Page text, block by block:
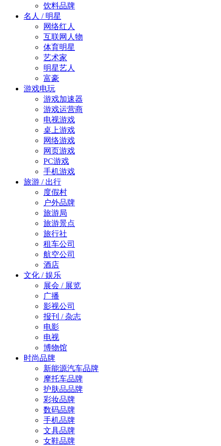
饮料品牌
名人 / 明星
网络红人
互联网人物
体育明星
艺术家
明星艺人
富豪
游戏电玩
游戏加速器
游戏运营商
电视游戏
桌上游戏
网络游戏
网页游戏
PC游戏
手机游戏
旅游 / 出行
度假村
户外品牌
旅游局
旅游景点
旅行社
租车公司
航空公司
酒店
文化 / 娱乐
展会 / 展览
广播
影视公司
报刊 / 杂志
电影
电视
博物馆
时尚品牌
新能源汽车品牌
摩托车品牌
护肤品品牌
彩妆品牌
数码品牌
手机品牌
文具品牌
女鞋品牌